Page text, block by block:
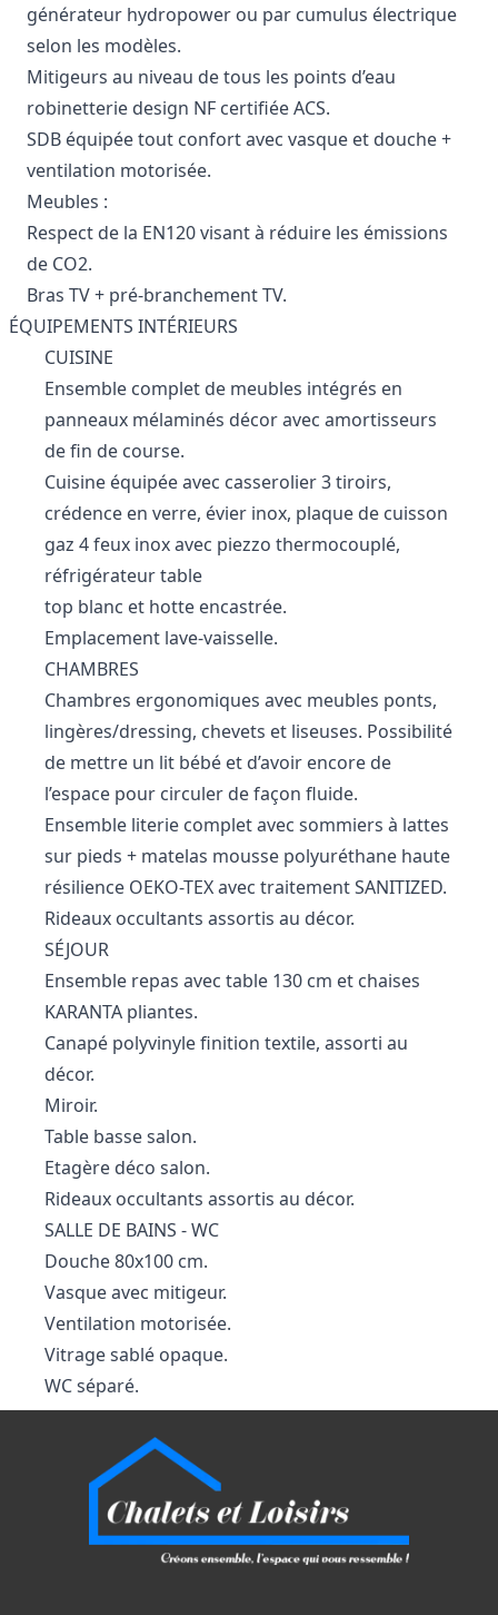
générateur hydropower ou par cumulus électrique
selon les modèles.
Mitigeurs au niveau de tous les points d’eau
robinetterie design NF certifiée ACS.
SDB équipée tout confort avec vasque et douche +
ventilation motorisée.
Meubles :
Respect de la EN120 visant à réduire les émissions
de CO2.
Bras TV + pré-branchement TV.
ÉQUIPEMENTS INTÉRIEURS
CUISINE
Ensemble complet de meubles intégrés en
panneaux mélaminés décor avec amortisseurs
de fin de course.
Cuisine équipée avec casserolier 3 tiroirs,
crédence en verre, évier inox, plaque de cuisson
gaz 4 feux inox avec piezzo thermocouplé,
réfrigérateur table
top blanc et hotte encastrée.
Emplacement lave-vaisselle.
CHAMBRES
Chambres ergonomiques avec meubles ponts,
lingères/dressing, chevets et liseuses. Possibilité
de mettre un lit bébé et d’avoir encore de
l’espace pour circuler de façon fluide.
Ensemble literie complet avec sommiers à lattes
sur pieds + matelas mousse polyuréthane haute
résilience OEKO-TEX avec traitement SANITIZED.
Rideaux occultants assortis au décor.
SÉJOUR
Ensemble repas avec table 130 cm et chaises
KARANTA pliantes.
Canapé polyvinyle finition textile, assorti au
décor.
Miroir.
Table basse salon.
Etagère déco salon.
Rideaux occultants assortis au décor.
SALLE DE BAINS - WC
Douche 80x100 cm.
Vasque avec mitigeur.
Ventilation motorisée.
Vitrage sablé opaque.
WC séparé.